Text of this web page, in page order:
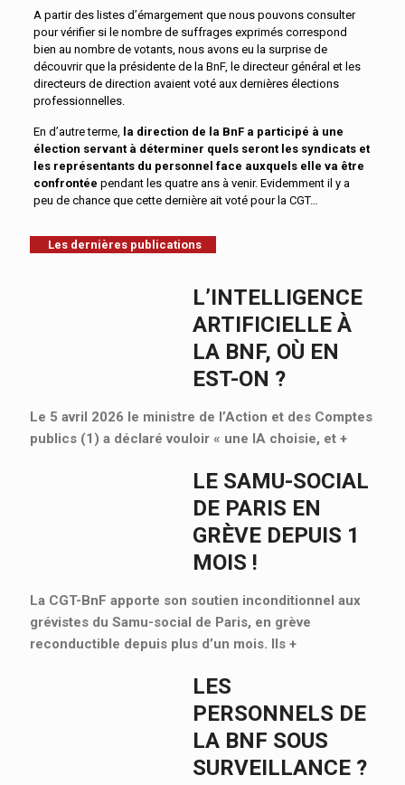
A partir des listes d’émargement que nous pouvons consulter
pour vérifier si le nombre de suffrages exprimés correspond
bien au nombre de votants, nous avons eu la surprise de
découvrir que la présidente de la BnF, le directeur général et les
directeurs de direction avaient voté aux dernières élections
professionnelles.
En d’autre terme, la direction de la BnF a participé à une
élection servant à déterminer quels seront les syndicats et
les représentants du personnel face auxquels elle va être
confrontée pendant les quatre ans à venir. Evidemment il y a
peu de chance que cette dernière ait voté pour la CGT…
Les dernières publications
L’INTELLIGENCE
ARTIFICIELLE À
LA BNF, OÙ EN
EST-ON ?
Le 5 avril 2026 le ministre de l’Action et des Comptes
publics (1) a déclaré vouloir « une IA choisie, et +
LE SAMU-SOCIAL
DE PARIS EN
GRÈVE DEPUIS 1
MOIS !
La CGT-BnF apporte son soutien inconditionnel aux
grévistes du Samu-social de Paris, en grève
reconductible depuis plus d’un mois. Ils +
LES
PERSONNELS DE
LA BNF SOUS
SURVEILLANCE ?